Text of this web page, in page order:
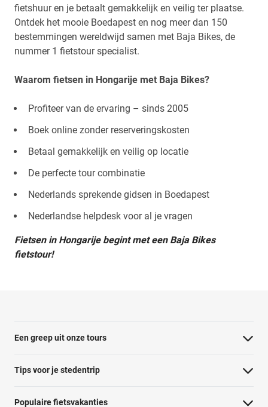
fietshuur en je betaalt gemakkelijk en veilig ter plaatse.
Ontdek het mooie Boedapest en nog meer dan 150
bestemmingen wereldwijd samen met Baja Bikes, de
nummer 1 fietstour specialist.
Waarom fietsen in Hongarije met Baja Bikes?
Profiteer van de ervaring – sinds 2005
Boek online zonder reserveringskosten
Betaal gemakkelijk en veilig op locatie
De perfecte tour combinatie
Nederlands sprekende gidsen in Boedapest
Nederlandse helpdesk voor al je vragen
Fietsen in Hongarije begint met een Baja Bikes
fietstour!
Een greep uit onze tours
Barcelona Panorama tour
Dubai Highlights fietstour
Tips voor je stedentrip
Wat te doen in Amsterdam
Populaire fietsvakanties